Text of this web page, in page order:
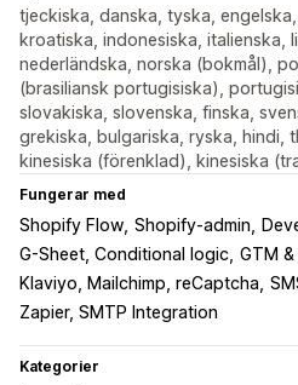
tjeckiska, danska, tyska,
kroatiska, indonesiska, italienska,
nederländska, norska (bokmål),
(brasiliansk portugisiska),
slovakiska, slovenska, finska,
grekiska, bulgariska, ryska, hindi,
kinesiska (förenklad), kinesiska
Fungerar med
Shopify Flow Shopify-admin
G-Sheet, Conditional logic GTM
Klaviyo, Mailchimp, reCaptcha
Zapier, SMTP Integration
Kategorier